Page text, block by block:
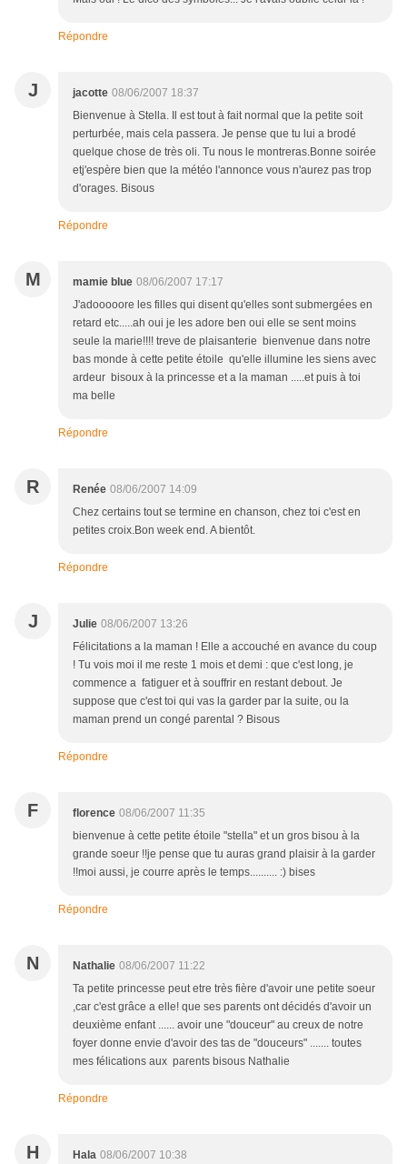
Répondre
J jacotte 08/06/2007 18:37
Bienvenue à Stella. Il est tout à fait normal que la petite soit
perturbée, mais cela passera. Je pense que tu lui a brodé
quelque chose de très oli. Tu nous le montreras.Bonne soirée
etj'espère bien que la météo l'annonce vous n'aurez pas trop
d'orages. Bisous
Répondre
M mamie blue 08/06/2007 17:17
J'adooooore les filles qui disent qu'elles sont submergées en
retard etc.....ah oui je les adore ben oui elle se sent moins
seule la marie!!!! treve de plaisanterie bienvenue dans notre
bas monde à cette petite étoile qu'elle illumine les siens avec
ardeur bisoux à la princesse et a la maman .....et puis à toi
ma belle
Répondre
R Renée 08/06/2007 14:09
Chez certains tout se termine en chanson, chez toi c'est en
petites croix.Bon week end. A bientôt.
Répondre
J Julie 08/06/2007 13:26
Félicitations a la maman ! Elle a accouché en avance du coup
! Tu vois moi il me reste 1 mois et demi : que c'est long, je
commence a fatiguer et à souffrir en restant debout. Je
suppose que c'est toi qui vas la garder par la suite, ou la
maman prend un congé parental ? Bisous
Répondre
F florence 08/06/2007 11:35
bienvenue à cette petite étoile "stella" et un gros bisou à la
grande soeur !!je pense que tu auras grand plaisir à la garder
!!moi aussi, je courre après le temps.......... :) bises
Répondre
N Nathalie 08/06/2007 11:22
Ta petite princesse peut etre très fière d'avoir une petite soeur
,car c'est grâce a elle! que ses parents ont décidés d'avoir un
deuxième enfant ...... avoir une "douceur" au creux de notre
foyer donne envie d'avoir des tas de "douceurs" ....... toutes
mes félications aux parents bisous Nathalie
Répondre
H Hala 08/06/2007 10:38